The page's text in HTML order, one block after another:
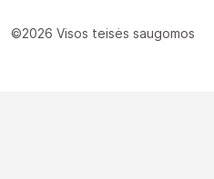
©2026 Visos teisės saugomos